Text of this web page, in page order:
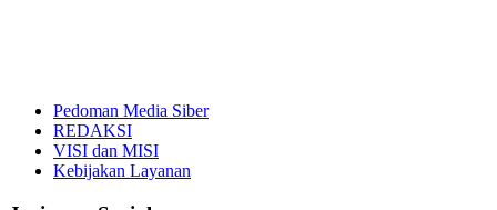
Pedoman Media Siber
REDAKSI
VISI dan MISI
Kebijakan Layanan